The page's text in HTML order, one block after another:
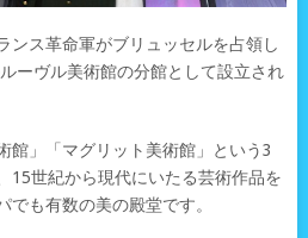
ンス革命軍がブリュッセルを占領し
ーヴル美術館の分館として設立され
館」「マグリット美術館」という3
15世紀から現代にいたる芸術作品を
も有数の美の殿堂です。